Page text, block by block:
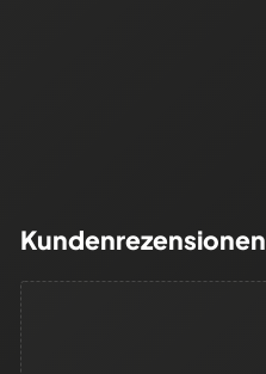
Kundenrezensionen